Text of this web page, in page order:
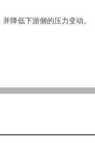
降低下游侧的压力变动。